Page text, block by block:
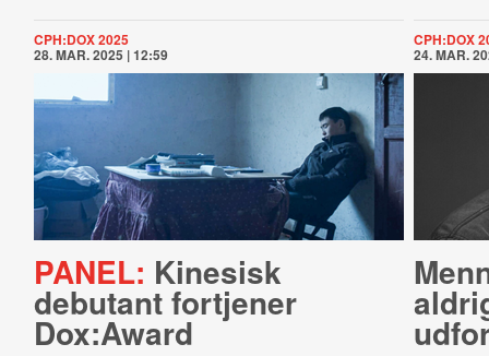
CPH:DOX 2025
28. MAR. 2025 | 12:59
PANEL: Kinesisk
debutant fortjener
Dox:Award
CPH:DOX
24. MAR.